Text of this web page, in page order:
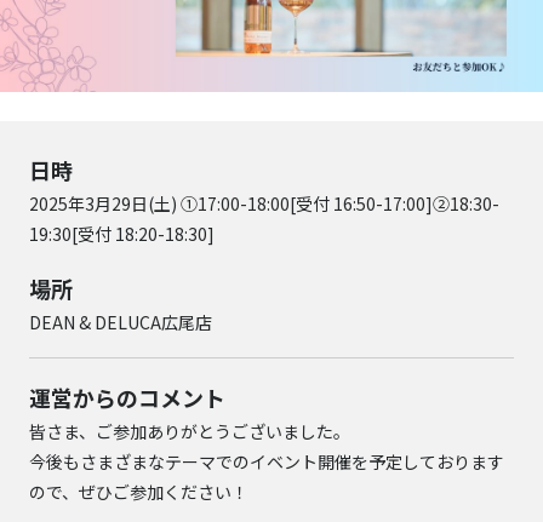
日時
2025年3月29日(土) ①17:00-18:00[受付 16:50-17:00]②18:30-
19:30[受付 18:20-18:30]
場所
DEAN & DELUCA広尾店
運営からのコメント
皆さま、ご参加ありがとうございました。
今後もさまざまなテーマでのイベント開催を予定しております
ので、ぜひご参加ください！